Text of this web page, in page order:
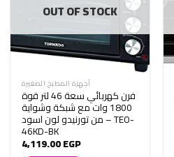
OUT OF STOCK
أجهزة المطبخ الصغيرة
فرن كهربائي سعة 46 لتر قوة
1800 وات مع شبكة وشواية
من تورنيدو لون اسود – TEO-
46KD-BK
4,119.00EGP